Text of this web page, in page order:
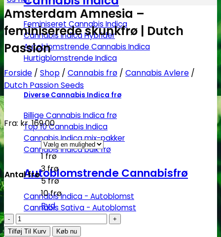
Feminiseret Cannabis Indica
Cannabis Indica Hybrider
Autoblomstrende Cannabis Indica
Hurtigblomstrende Indica
Diverse Cannabis Indica frø
Billige Cannabis Indica frø
Top 10 Cannabis Indica
Cannabis Indica mix-pakker
Cannabis Indica bulk frø
Autoblomstrende Cannabisfrø
Cannabis Indica - Autoblomst
Cannabis Sativa - Autoblomst
Amsterdam Amnesia –
feminiserede skunkfrø | Dutch
Passion
Forside / Shop / Cannabis frø / Cannabis Avlere /
Dutch Passion Seeds
Fra: kr.169.00
Antal frø
1 frø
3 frø
5 frø
10 frø
Ryd
Amsterdam
Amnesia
Tilføj Til Kurv Køb nu